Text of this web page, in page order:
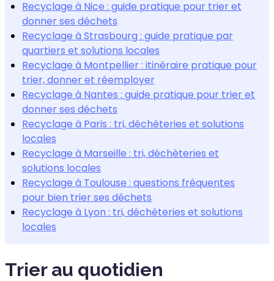
Recyclage à Nice : guide pratique pour trier et
donner ses déchets
Recyclage à Strasbourg : guide pratique par
quartiers et solutions locales
Recyclage à Montpellier : itinéraire pratique pour
trier, donner et réemployer
Recyclage à Nantes : guide pratique pour trier et
donner ses déchets
Recyclage à Paris : tri, déchèteries et solutions
locales
Recyclage à Marseille : tri, déchèteries et
solutions locales
Recyclage à Toulouse : questions fréquentes
pour bien trier ses déchets
Recyclage à Lyon : tri, déchèteries et solutions
locales
Trier au quotidien